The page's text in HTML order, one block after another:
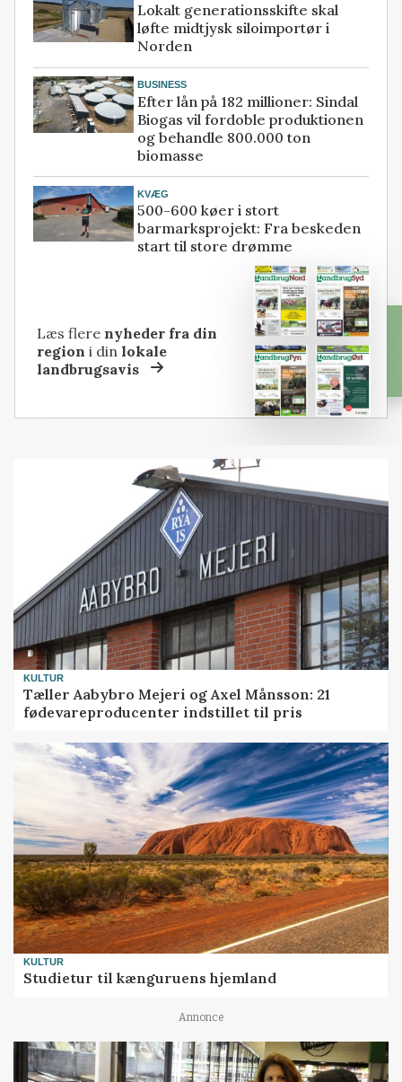
Lokalt generationsskifte skal
løfte midtjysk siloimportør i
Norden
BUSINESS
Efter lån på 182 millioner: Sindal
Biogas vil fordoble produktionen
og behandle 800.000 ton
biomasse
KVÆG
500-600 køer i stort
barmarksprojekt: Fra beskeden
start til store drømme
Læs flere nyheder fra din
region i dinlokale
landbrugsavis
KULTUR
Tæller Aabybro Mejeri og Axel Månsson: 21
fødevareproducenter indstillet til pris
KULTUR
Studietur til kænguruens hjemland
Annonce